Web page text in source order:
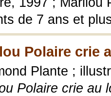
de 7 ans et
Polaire crie
Plante ;
Polaire crie au